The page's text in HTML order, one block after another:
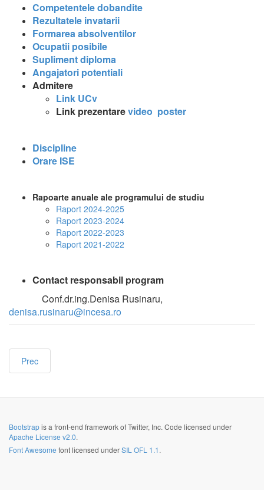
Competentele dobandite
Rezultatele invatarii
Formarea absolventilor
Ocupatii posibile
Supliment diploma
Angajatori potentiali
Admitere
Link UCv
Link prezentarevideo poster
Discipline
Orare ISE
Rapoarte anuale ale programului de studiu
Raport 2024-2025
Raport 2023-2024
Raport 2022-2023
Raport 2021-2022
Contact responsabil program
Conf.dr.ing.Denisa Rusinaru,
denisa.rusinaru@incesa.ro
Prec
Bootstrapis a front-end framework of Twitter, Inc. Code licensed under
Apache License v2.0.
Font Awesome font licensed underSIL OFL 1.1.